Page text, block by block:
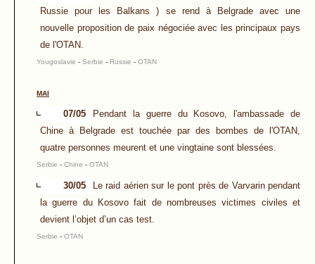
Russie pour les Balkans ) se rend à Belgrade avec une
nouvelle proposition de paix négociée avec les principaux pays
de l'OTAN.
Yougoslavie - Serbie - Russie - OTAN
MAI
07/05
Pendant la guerre du Kosovo, l'ambassade de
Chine à Belgrade est touchée par des bombes de l'OTAN,
quatre personnes meurent et une vingtaine sont blessées.
Serbie - Chine - OTAN
30/05
Le raid aérien sur le pont près de Varvarin pendant
la guerre du Kosovo fait de nombreuses victimes civiles et
devient l’objet d’un cas test.
Serbie - OTAN